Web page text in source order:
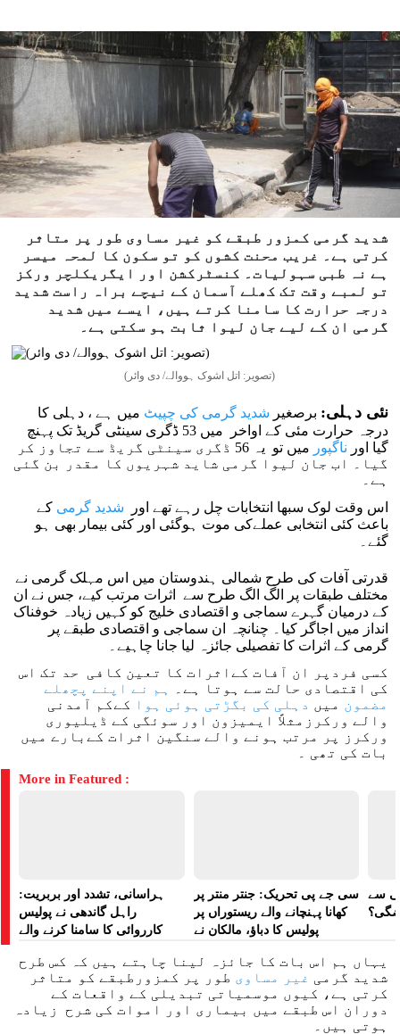
شدید گرمی کمزور طبقے کو غیر مساوی طور پر متاثر
کرتی ہے۔ غریب محنت کشوں کو تو سکون کا لمحہ میسر
ہے نہ طبی سہولیات۔ کنسٹرکشن اور ایگریکلچر ورکز
تو لمبے وقت تک کھلے آسمان کے نیچے براہ راست شدید
درجہ حرارت کا سامنا کرتے ہیں، ایسے میں شدید
گرمی ان کے لیے جان لیوا ثابت ہو سکتی ہے۔
(تصویر: اتل اشوک ہووالے/ دی وائر)
نئی دہلی: برصغیر شدید گرمی کی چپیٹ میں ہے ، دہلی کا
درجہ حرارت مئی کے اواخر میں 53 ڈگری سینٹی گریڈ تک پہنچ
گیا اور ناگپور
میں تو یہ 56 ڈگری سینٹی گریڈ سے تجاوز کر
گیا۔ اب جان لیوا گرمی شاید شہریوں کا مقدر بن گئی
ہے۔
اس وقت لوک سبھا انتخابات چل رہے تھے اور
شدید گرمی کے
باعث کئی انتخابی عملےکی موت ہوگئی اور کئی بیمار بھی ہو
گئے۔
قدرتی آفات کی طرح شمالی ہندوستان میں اس مہلک گرمی نے
مختلف طبقات پر الگ الگ طرح سے اثرات مرتب کیے، جس نے ان
کے درمیان گہرے سماجی و اقتصادی خلیج کو کہیں زیادہ خوفناک
انداز میں اجاگر کیا۔ چنانچہ ان سماجی و اقتصادی طبقے پر
گرمی کے اثرات کا تفصیلی جائزہ لیا جانا چاہیے۔
کسی فردپر ان آفات کےاثرات کا تعین کافی حد تک اس
کی اقتصادی حالت سے ہوتا ہے۔
ہم نے اپنے پچھلے
مضمون میں دہلی کی بگڑتی ہوئی ہوا کےکم آمدنی
والے ورکرزمثلاً ایمیزون اور سوئگی کے ڈیلیوری
ورکرز پر مرتب ہونے والے سنگین اثرات کےبارے میں
بات کی تھی ۔
More in Featured :
ہراسانی، تشدد اور بربریت:
راہل گاندھی نے پولیس
کارروائی کا سامنا کرنے والے
سی جے پی تحریک: جنتر منتر پر
کھانا پہنچانے والے ریستوراں پر
پولیس کا دباؤ، مالکان نے
سے
یہاں ہم اس بات کا جائزہ لینا چاہتے ہیں کہ کس طرح
شدید گرمی غیر مساوی طور پر کمزورطبقے کو متاثر
کرتی ہے، کیوں موسمیاتی تبدیلی کے واقعات کے
دوران اس طبقے میں بیماری اور اموات کی شرح زیادہ
ہوتی ہیں۔